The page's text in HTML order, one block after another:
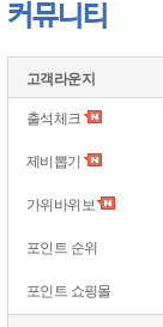
커뮤니티
고객라운지
출석체크
제비뽑기
가위바위보
포인트 순위
포인트 쇼핑몰